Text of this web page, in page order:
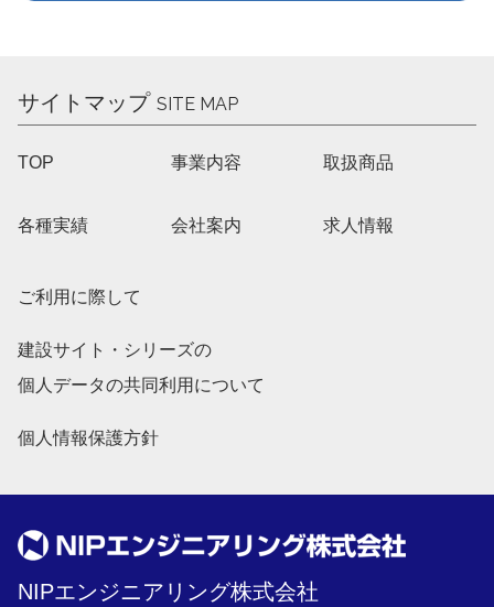
サイトマップ SITE MAP
TOP 事業内容 取扱商品
各種実績 会社案内 求人情報
ご利用に際して
建設サイト・シリーズの
個人データの共同利用について
個人情報保護方針
NIPエンジニアリング株式会社